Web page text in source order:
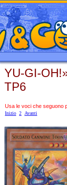
YU-GI-
TP6
Usa le voci che seguono
Inizio 2 Avanti